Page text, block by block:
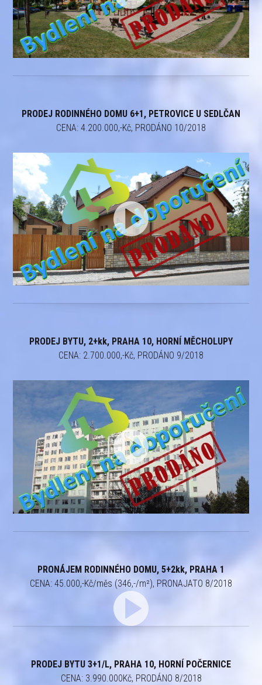
PRODEJ RODINNÉHO DOMU 6+1, PETROVICE U SEDLČAN
CENA: 4.200.000,-Kč, PRODÁNO 10/2018
PRODEJ BYTU, 2+kk, PRAHA 10, HORNÍ MĚCHOLUPY
CENA: 2.700.000,-Kč, PRODÁNO 9/2018
PRONÁJEM RODINNÉHO DOMU, 5+2kk, PRAHA 1
CENA: 45.000,-Kč/měs (346,-/m²), PRONAJATO 8/2018
PRODEJ BYTU 3+1/L, PRAHA 10, HORNÍ POČERNICE
CENA: 3.990.000Kč, PRODÁNO 8/2018